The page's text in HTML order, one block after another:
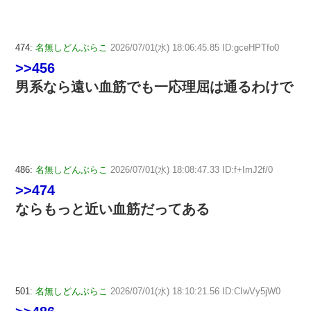
474: 名無しどんぶらこ 2026/07/01(水) 18:06:45.85 ID:gceHPTfo0
>>456
男系なら遠い血筋でも一応理屈は通るわけで
486: 名無しどんぶらこ 2026/07/01(水) 18:08:47.33 ID:f+ImJ2f/0
>>474
ならもっと近い血筋だってある
501: 名無しどんぶらこ 2026/07/01(水) 18:10:21.56 ID:CIwVy5jW0